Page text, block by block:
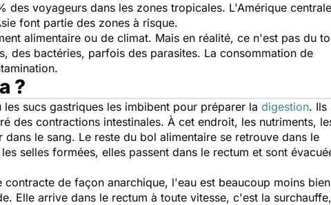
voyageurs dans les zones tropicales. L'Amérique
font partie des zones à risque.
alimentaire ou de climat. Mais en réalité, ce n'est pas du
des bactéries, parfois des parasites. La consommation de
?
sucs gastriques les imbibent pour préparer la digestion. Ils
des contractions intestinales. À cet endroit, les nutriments,
le sang. Le reste du bol alimentaire se retrouve dans le
selles formées, elles passent dans le rectum et sont
de façon anarchique, l'eau est beaucoup moins bien
Elle arrive dans le rectum à toute vitesse, c'est la